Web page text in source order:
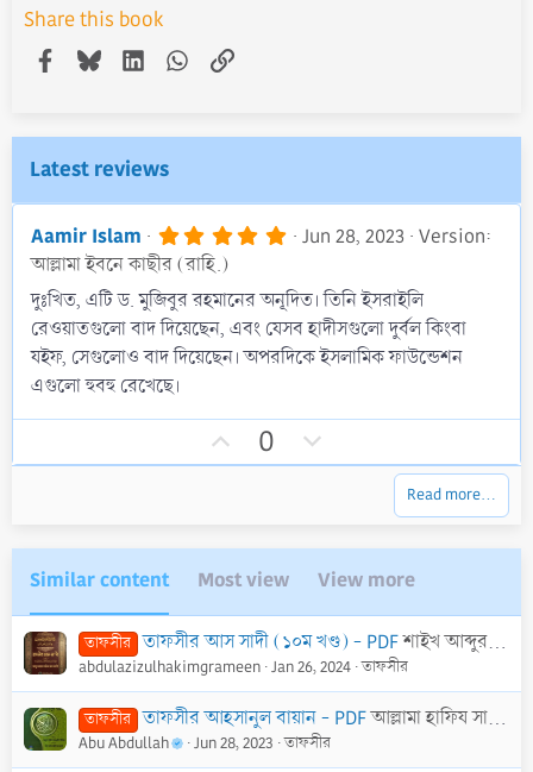
Share this book
Facebook
BlueskyLinkedInWhatsApp
Link
Latest reviews
Aamir Islam 5
0
s
t
a
r
)
Jun 28, 2023 Version:
আল্লামা ইবনে কাছীর (রাহি.)
দুঃখিত, এটি ড. মুজিবুর রহমানের অনূদিত। তিনি ইসরাইলি
রেওয়াতগুলো বাদ দিয়েছেন, এবং যেসব হাদীসগুলো দুর্বল কিংবা
যইফ, সেগুলোও বাদ দিয়েছেন। অপরদিকে ইসলামিক ফাউন্ডেশন
এগুলো হুবহু রেখেছে।
p
t
e
0
o
v
o
t
e
Read more…
Similar content Most view View more
তাফসীর তাফসীর আস সাদী (১০ম খণ্ড) - PDFশাইখ আব্দুর রহমান নাসির আস-সাদি
abdulazizulhakimgrameen Jan 26, 2024 তাফসীর
তাফসীর তাফসীর আহসানুল বায়ান - PDFআল্লামা হাফিয সালাহুদ্দীন ইউসুফ
Abu Abdullah Jun 28, 2023 তাফসীর